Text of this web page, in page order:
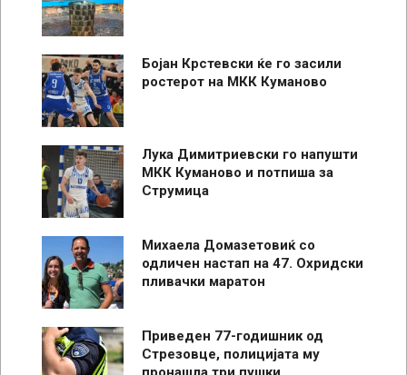
Бојан Крстевски ќе го засили
ростерот на МКК Куманово
Лука Димитриевски го напушти
МКК Куманово и потпиша за
Струмица
Михаела Домазетовиќ со
одличен настап на 47. Охридски
пливачки маратон
Приведен 77-годишник од
Стрезовце, полицијата му